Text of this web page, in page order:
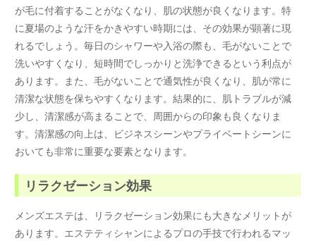
が毛に付着することがなくなり、肌の状態が良くなります。特
に夏場のような汗をかきやすい時期には、その効果が顕著に現
れるでしょう。毎日のシャワーや入浴の際も、毛がないことで
洗いやすくなり、短時間でしっかりと洗浄できるという利点が
あります。また、毛がないことで通気性が良くなり、肌が常に
清潔な状態を保ちやすくなります。結果的に、肌トラブルが減
少し、清潔感が高まることで、周囲からの印象も良くなりま
す。清潔感の向上は、ビジネスシーンやプライベートシーンに
おいても非常に重要な要素となります。
リラクゼーション効果
メンズエステは、リラクゼーション効果にも大きなメリットが
あります。エステティシャンによるプロの手技で行われるマッ